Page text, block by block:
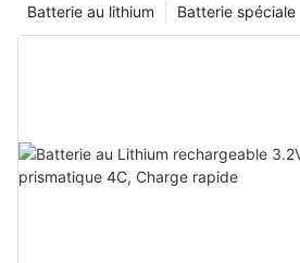
Batterie spéciale
Batterie au lithium